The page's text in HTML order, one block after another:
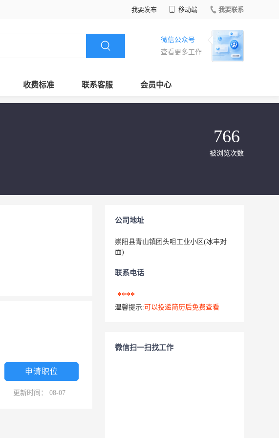
我要发布 移动端 我要联系
微信公众号
查看更多工作
收费标准 联系客服 会员中心
766
被浏览次数
申请职位
更新时间： 08-07
公司地址
崇阳县青山镇团头咀工业小区(冰丰对
面)
联系电话
****
温馨提示: 可以投递简历后免费查看
微信扫一扫找工作